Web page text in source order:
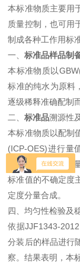
本标准物质主要用
质量控制，也可用
制成各种工作用标
一、标准品样品制
本标准物质以
标准的纯水为原料
逐级稀释准确配制
二、标准品溯源性
本标准物质以配制
(ICP-OES)进行量
法、测量方法和计
标准值的不确定度
定度分量合成。
四、均匀性检验及
依据JJF1343-
分装后的样品进行
察。结果表明，本